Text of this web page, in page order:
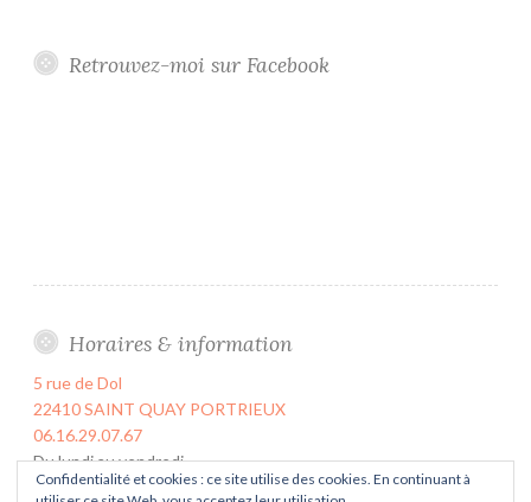
Retrouvez-moi sur Facebook
Horaires & information
5 rue de Dol
22410 SAINT QUAY PORTRIEUX
06.16.29.07.67
Du lundi au vendredi
de 9h00 à 17h00
Confidentialité et cookies : ce site utilise des cookies. En continuant à